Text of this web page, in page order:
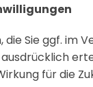
die Sie ggf. im
für die